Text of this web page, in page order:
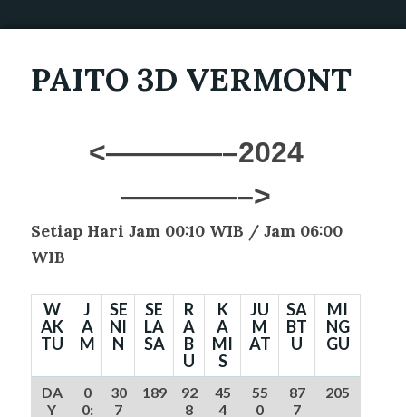
PAITO 3D VERMONT
<————–2024
————–>
Setiap Hari Jam 00:10 WIB / Jam 06:00
WIB
W
AK
TU
J
A
M
SE
NI
N
SE
LA
SA
R
A
B
U
K
A
MI
S
JU
M
AT
SA
BT
U
MI
NG
GU
DA
Y
0
0:
30
7
189
92
8
45
4
55
0
87
7
205